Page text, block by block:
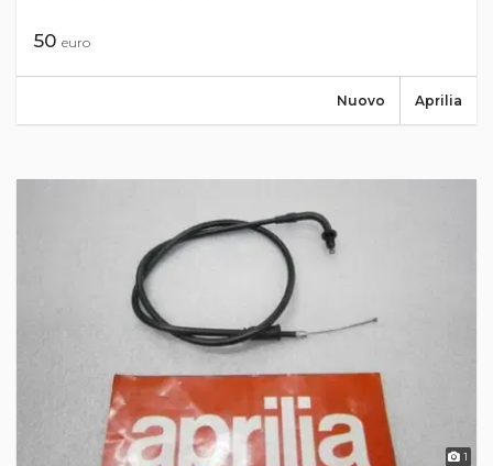
50 euro
Aprilia
Nuovo
1